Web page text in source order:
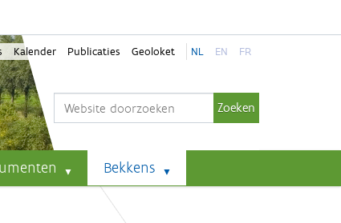
Kalender Publicaties Geoloket NL EN FR
Bekkens